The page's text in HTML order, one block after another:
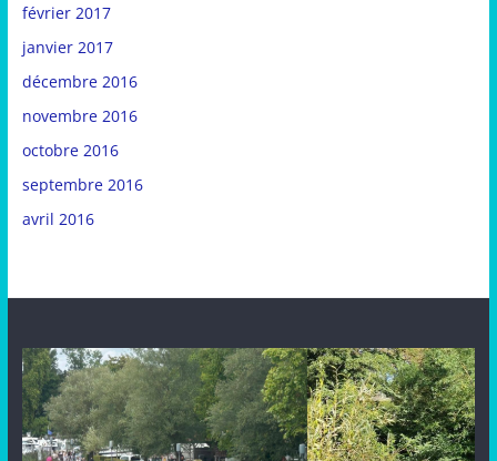
février 2017
janvier 2017
décembre 2016
novembre 2016
octobre 2016
septembre 2016
avril 2016